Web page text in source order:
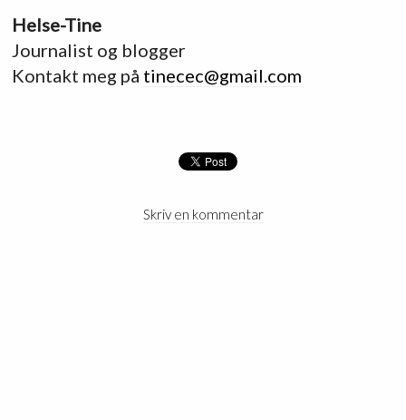
Helse-Tine
Journalist og blogger
Kontakt meg på tinecec@gmail.com
Skriv en kommentar